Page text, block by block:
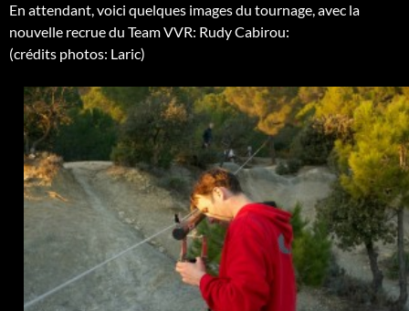
En attendant, voici quelques images du tournage, avec la
nouvelle recrue du Team VVR: Rudy Cabirou:
(crédits photos: Laric)